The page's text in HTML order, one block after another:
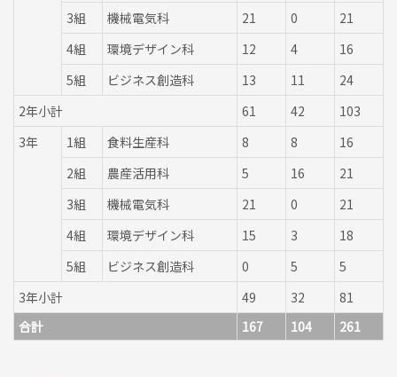
3組
機械電気科 21 0
21
4組
環境デザイン科 12 4
16
5組
ビジネス創造科 13 11
24
2年小計
61 42
103
3年
1組 食料生産科 8 8
16
2組
農産活用科 5 16
21
3組
機械電気科 21 0
21
4組
環境デザイン科 15 3
18
5組
ビジネス創造科 0 5
5
3年小計
49 32
81
合計
167 104 261